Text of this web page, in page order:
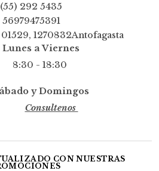
(55) 292 5435
56979475391
1270832Antofagasta
Lunes a Viernes
8:30 - 18:30
y Domingos
Consultenos
CON NUESTRAS